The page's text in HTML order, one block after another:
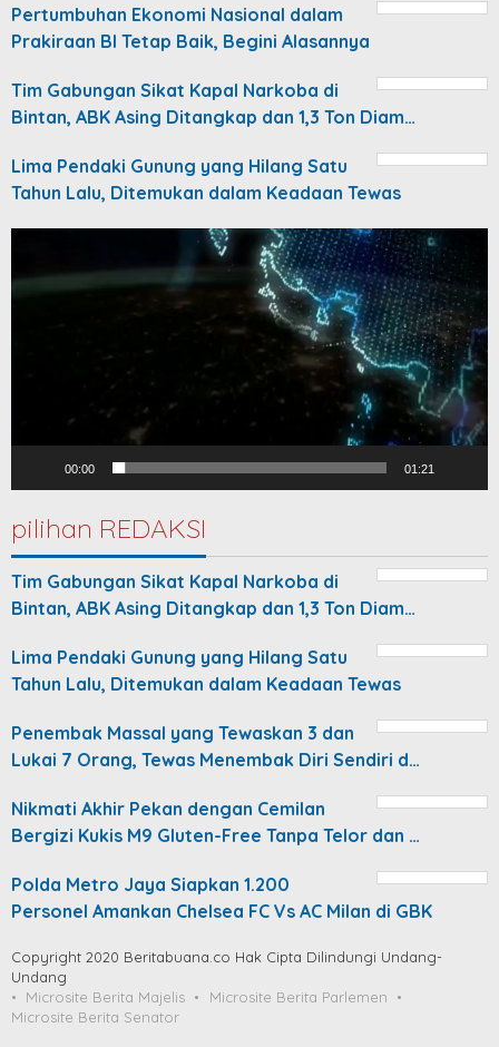
Pertumbuhan Ekonomi Nasional dalam
Prakiraan BI Tetap Baik, Begini Alasannya
Tim Gabungan Sikat Kapal Narkoba di
Bintan, ABK Asing Ditangkap dan 1,3 Ton Diam…
Lima Pendaki Gunung yang Hilang Satu
Tahun Lalu, Ditemukan dalam Keadaan Tewas
00:00 01:21
pilihan REDAKSI
Tim Gabungan Sikat Kapal Narkoba di
Bintan, ABK Asing Ditangkap dan 1,3 Ton Diam…
Lima Pendaki Gunung yang Hilang Satu
Tahun Lalu, Ditemukan dalam Keadaan Tewas
Penembak Massal yang Tewaskan 3 dan
Lukai 7 Orang, Tewas Menembak Diri Sendiri d…
Nikmati Akhir Pekan dengan Cemilan
Bergizi Kukis M9 Gluten-Free Tanpa Telor dan …
Polda Metro Jaya Siapkan 1.200
Personel Amankan Chelsea FC Vs AC Milan di GBK
Copyright 2020 Beritabuana.co Hak Cipta Dilindungi Undang-
Undang
Microsite Berita Majelis
Microsite Berita Parlemen
Microsite Berita Senator